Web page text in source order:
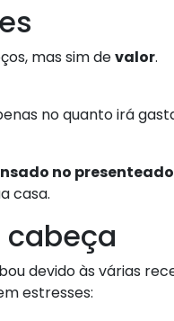
mas sim devalor.
no quanto irá
no presenteado
casa.
cabeça
devido às várias
estresses: